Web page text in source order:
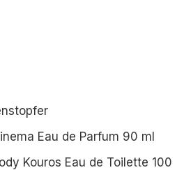
Eau de Parfum 90 ml
Kouros Eau de Toilette 100